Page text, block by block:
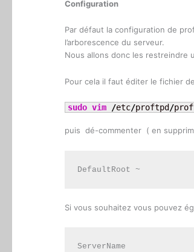
Configuration
Par défaut la configuration de
l’arborescence du serveur.
Nous allons donc les restreindre
Pour cela il faut éditer le fichier
sudo vim /etc/proftpd /
puis dé-commenter ( en
DefaultRoot ~
Si vous souhaitez vous pouvez
ServerName